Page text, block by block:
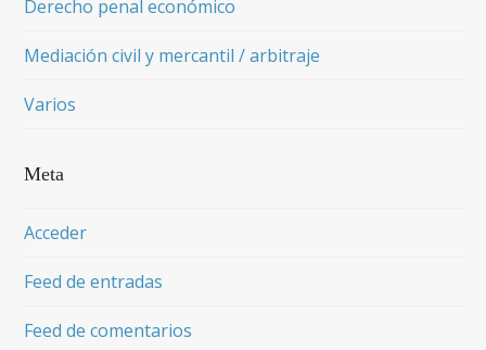
Derecho penal económico
Mediación civil y mercantil / arbitraje
Varios
Meta
Acceder
Feed de entradas
Feed de comentarios